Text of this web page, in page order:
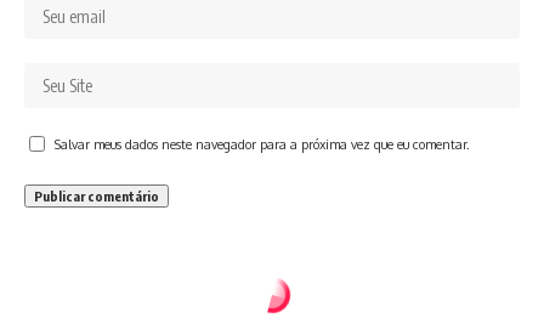
Salvar meus dados neste navegador para a próxima vez que eu comentar.